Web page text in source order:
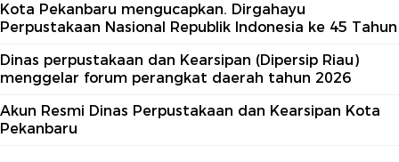
Kota Pekanbaru mengucapkan. Dirgahayu
Perpustakaan Nasional Republik Indonesia ke 45 Tahun
Dinas perpustakaan dan Kearsipan (Dipersip Riau)
menggelar forum perangkat daerah tahun 2026
Akun Resmi Dinas Perpustakaan dan Kearsipan Kota
Pekanbaru